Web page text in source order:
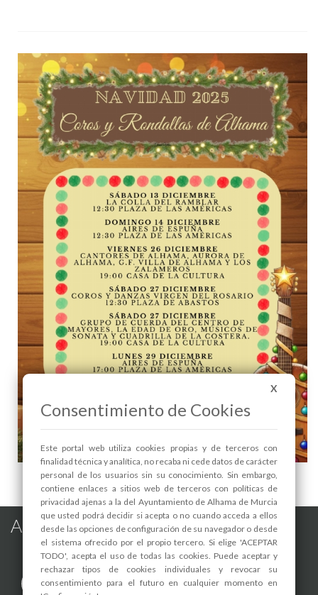
NAVIDAD 2025: Coros y Rondallas de Alhama - 1
Alhama de Murcia en las Redes
X
Consentimiento de Cookies
Este portal web utiliza cookies propias y de terceros con
finalidad técnica y analítica, no recaba ni cede datos de carácter
personal de los usuarios sin su conocimiento. Sin embargo,
contiene enlaces a sitios web de terceros con políticas de
privacidad ajenas a la del Ayuntamiento de Alhama de Murcia
que usted podrá decidir si acepta o no cuando acceda a ellos
desde las opciones de configuración de su navegador o desde
el sistema ofrecido por el propio tercero. Si elige 'ACEPTAR
TODO', acepta el uso de todas las cookies. Puede aceptar y
rechazar tipos de cookies individuales y revocar su
consentimiento para el futuro en cualquier momento en